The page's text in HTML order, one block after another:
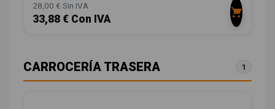
28,00 € Sin IVA
33,88 € Con IVA
CARROCERÍA TRASERA 1